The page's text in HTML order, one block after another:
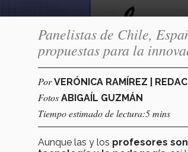
Panelistas de Chile,
propuestas para la
PorVERÓNICA RAMÍREZ |
Fotos ABIGAÍL GUZMÁN
Tiempo estimado de lectura:5 mins
Aunque las y los profesores